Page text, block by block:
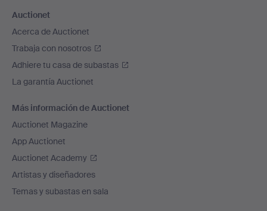
Auctionet
Acerca de Auctionet
Trabaja con nosotros
Adhiere tu casa de subastas
La garantía Auctionet
Más información de Auctionet
Auctionet Magazine
App Auctionet
Auctionet Academy
Artistas y diseñadores
Temas y subastas en sala